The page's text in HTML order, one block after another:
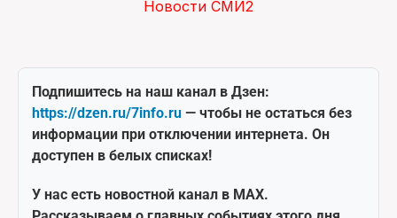
Новости СМИ2
Подпишитесь на наш канал в Дзен:
https://dzen.ru/7info.ru — чтобы не остаться без
информации при отключении интернета. Он
доступен в белых списках!
У нас есть новостной канал в MAX.